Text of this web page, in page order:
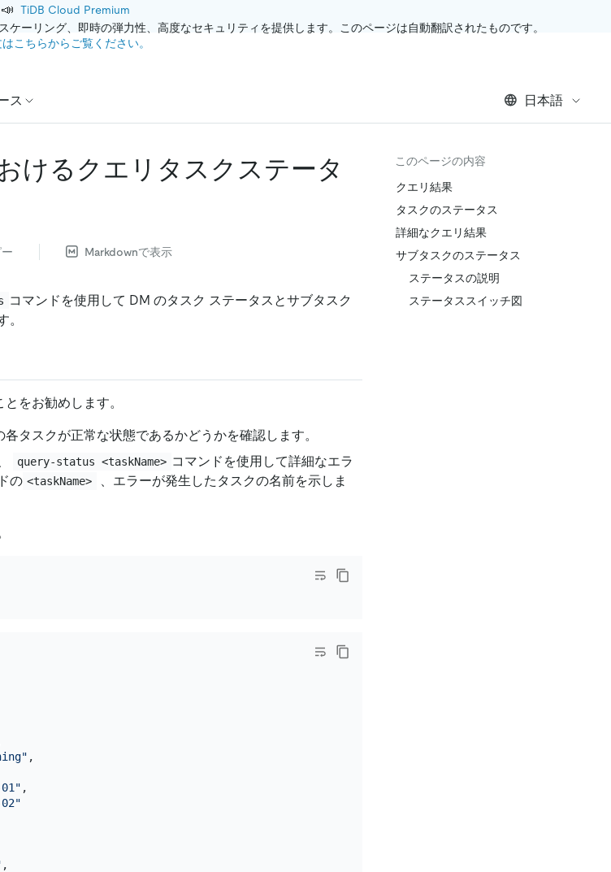
📣 TiDB Cloud Premium
ーリング、即時の弾力性、高度なセキュリティを提供します。このページは自動翻訳されたものです。
はこちらからご覧ください。
ス 日本語
けるクエリタスクステータ
Markdownで表示
コマンドを使用して DM のタスク ステータスとサブタスク
をお勧めします。
タスクが正常な状態であるかどうかを確認します。
query-status <taskName> コマンドを使用して詳細なエラ
の <taskName>
、エラーが発生したタスクの名前を示しま
,
,
,
このページの内容
クエリ結果
タスクのステータス
詳細なクエリ結果
サブタスクのステータス
ステータスの説明
ステータススイッチ図